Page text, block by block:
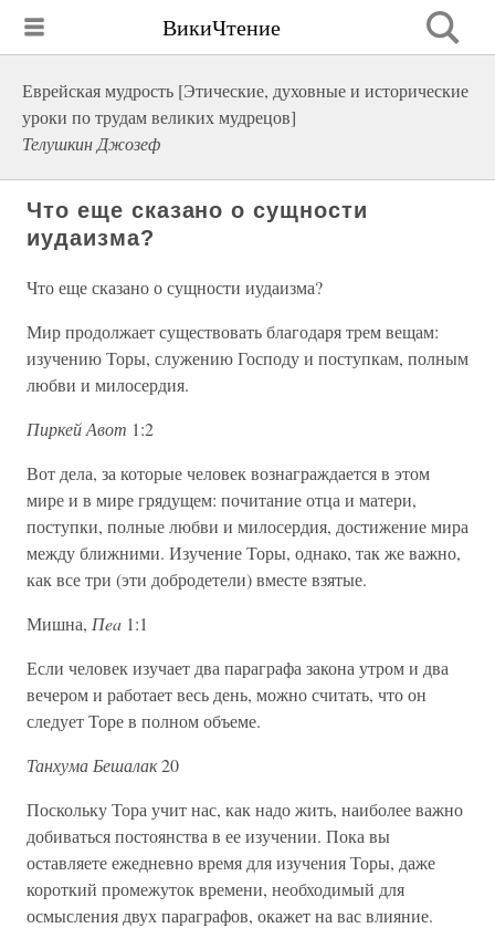
ВикиЧтение
Еврейская мудрость [Этические, духовные и исторические
уроки по трудам великих мудрецов]
Телушкин Джозеф
Что еще сказано о сущности
иудаизма?
Что еще сказано о сущности иудаизма?
Мир продолжает существовать благодаря трем вещам:
изучению Торы, служению Господу и поступкам, полным
любви и милосердия.
Пиркей Авот 1:2
Вот дела, за которые человек вознаграждается в этом
мире и в мире грядущем: почитание отца и матери,
поступки, полные любви и милосердия, достижение мира
между ближними. Изучение Торы, однако, так же важно,
как все три (эти добродетели) вместе взятые.
Мишна, Пea 1:1
Если человек изучает два параграфа закона утром и два
вечером и работает весь день, можно считать, что он
следует Торе в полном объеме.
Танхума Бешалак20
Поскольку Тора учит нас, как надо жить, наиболее важно
добиваться постоянства в ее изучении. Пока вы
оставляете ежедневно время для изучения Торы, даже
короткий промежуток времени, необходимый для
осмысления двух параграфов, окажет на вас влияние.